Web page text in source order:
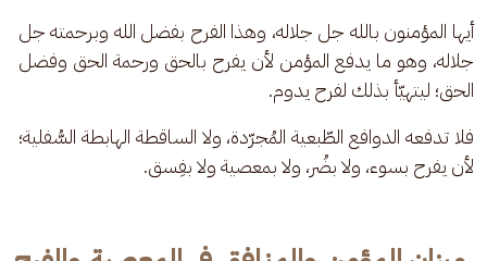
أيها المؤمنون بالله جل جلاله، وهذا الفرح بفضل الله وبرحمته جل
جلاله، وهو ما يدفع المؤمن لأن يفرح بالحق ورحمة الحق وفضل
الحق؛ ليتهيّأ بذلك لفرح يدوم.
فلا تدفعه الدوافع الطّبعية المُجرّدة، ولا الساقطة الهابطة السُّفلية؛
لأن يفرح بسوء، ولا بضُر، ولا بمعصية ولا بفِسق.